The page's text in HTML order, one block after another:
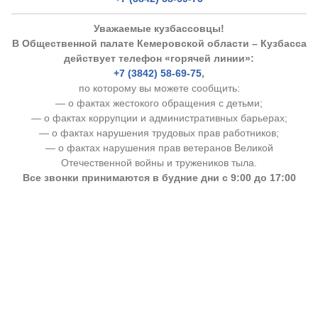
Уважаемые кузбассовцы!
В Общественной палате Кемеровской области – Кузбасса
действует телефон «горячей линии»:
+7 (3842) 58-69-75,
по которому вы можете сообщить:
— о фактах жестокого обращения с детьми;
— о фактах коррупции и административных барьерах;
— о фактах нарушения трудовых прав работников;
— о фактах нарушения прав ветеранов Великой
Отечественной войны и тружеников тыла.
Все звонки принимаются в будние дни с 9:00 до 17:00